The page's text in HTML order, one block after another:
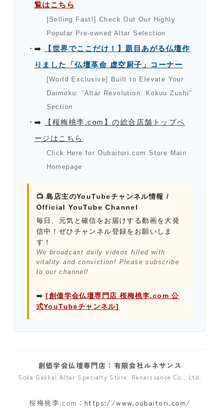
覧はこちら
[Selling Fast!] Check Out Our Highly
Popular Pre-owned Altar Selection
➡️
【世界でここだけ！】題目あがる仏壇作
りました「仏壇革命 虚空厨子」コーナー
[World Exclusive] Built to Elevate Your
Daimoku: “Altar Revolution: Kokuu Zushi”
Section
➡️
【桜梅桃李.com】の総合店舗トップペ
ージはこちら
Click Here for Oubaitori.com Store Main
Homepage
📺 島店主のYouTubeチャンネル情報 /
Official YouTube Channel
毎日、元気と確信をお届けする動画を大発
信中！ぜひチャンネル登録をお願いしま
す！
We broadcast daily videos filled with
vitality and conviction! Please subscribe
to our channel!
➡️[創価学会仏壇専門店 桜梅桃李.com 公
式YouTubeチャンネル]
創価学会仏壇専門店：有限会社ルネサンス
Soka Gakkai Altar Specialty Store: Renaissance Co., Ltd.
桜梅桃李.com： https://www.oubaitori.com/